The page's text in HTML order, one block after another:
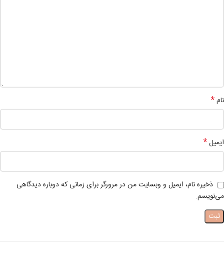
نام*
ایمیل*
ذخیره نام، ایمیل و وبسایت من در مرورگر برای زمانی که دوباره دیدگاهی
می‌نویسم.